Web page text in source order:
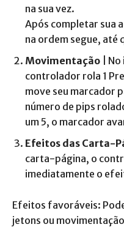
na sua vez.
Após completar sua
na ordem segue, até
Movimentação |
controlador rola 1
move seu marcador
número de pips
um 5, o marcador
Efeitos das Carta-
carta-página, o
imediatamente o
Efeitos favoráveis:
jetons ou